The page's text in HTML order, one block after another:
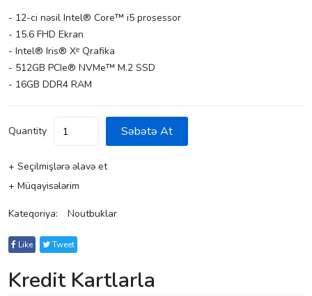
- 12-ci nəsil Intel® Core™ i5 prosessor
- 15.6 FHD Ekran
- Intel® Iris® Xᵉ Qrafika
- 512GB PCIe® NVMe™ M.2 SSD
- 16GB DDR4 RAM
Quantity Səbətə At
+ Seçilmişlərə əlavə et
+ Müqayisələrim
Kateqoriya: Noutbuklar
Like Tweet
Kredit Kartlarla